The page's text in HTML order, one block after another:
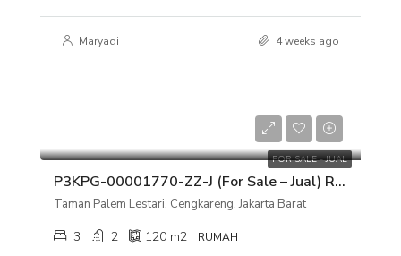
Maryadi 4 weeks ago
FOR SALE - JUAL
P3KPG-00001770-ZZ-J (For Sale – Jual) Rumah Taman Palem Lestari, Cengkareng, Jakarta Barat
Taman Palem Lestari, Cengkareng, Jakarta Barat
3 2 120 m2 RUMAH